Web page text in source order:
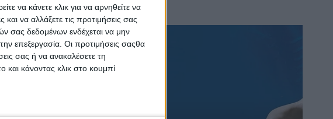
να κάνετε κλικ για να αρνηθείτε να
να αλλάξετε τις προτιμήσεις σας
σας δεδομένων ενδέχεται να μην
επεξεργασία. Οι προτιμήσεις σαςθα
σας ή να ανακαλέσετε τη
κάνοντας κλικ στο κουμπί